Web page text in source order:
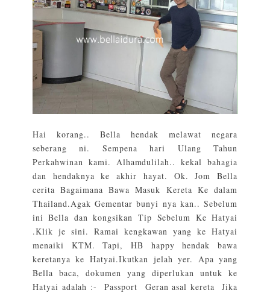
Hai korang.. Bella hendak melawat negara
seberang ni. Sempena hari Ulang Tahun
Perkahwinan kami. Alhamdulilah.. kekal bahagia
dan hendaknya ke akhir hayat. Ok. Jom Bella
cerita Bagaimana Bawa Masuk Kereta Ke dalam
Thailand.Agak Gementar bunyi nya kan.. Sebelum
ini Bella dan kongsikan Tip Sebelum Ke Hatyai
.Klik je sini. Ramai kengkawan yang ke Hatyai
menaiki KTM. Tapi, HB happy hendak bawa
keretanya ke Hatyai.Ikutkan jelah yer. Apa yang
Bella baca, dokumen yang diperlukan untuk ke
Hatyai adalah :- Passport Geran asal kereta Jika